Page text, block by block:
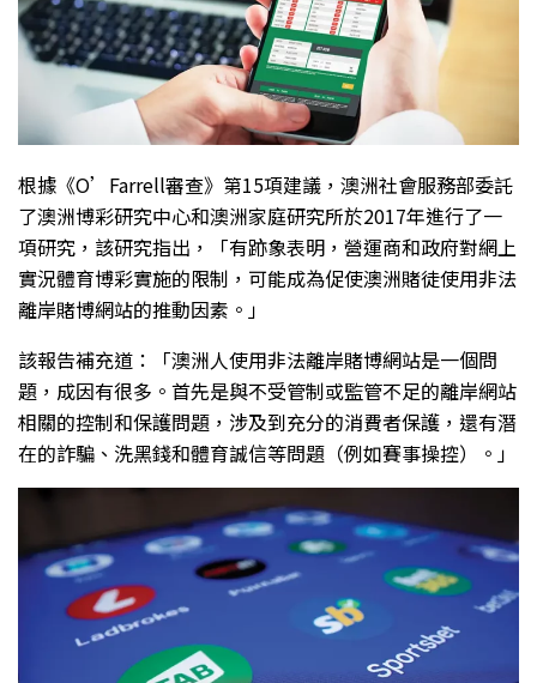
根據《O’Farrell審查》第15項建議，澳洲社會服務部委託
了澳洲博彩研究中心和澳洲家庭研究所於2017年進行了一
項研究，該研究指出，「有跡象表明，營運商和政府對網上
實況體育博彩實施的限制，可能成為促使澳洲賭徒使用非法
離岸賭博網站的推動因素。」
該報告補充道：「澳洲人使用非法離岸賭博網站是一個問
題，成因有很多。首先是與不受管制或監管不足的離岸網站
相關的控制和保護問題，涉及到充分的消費者保護，還有潛
在的詐騙、洗黑錢和體育誠信等問題（例如賽事操控）。」